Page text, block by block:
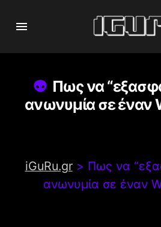
Πως να
ανωνυμία σε έναν
iGuRu.gr> Πως να
ανωνυμία σε έναν